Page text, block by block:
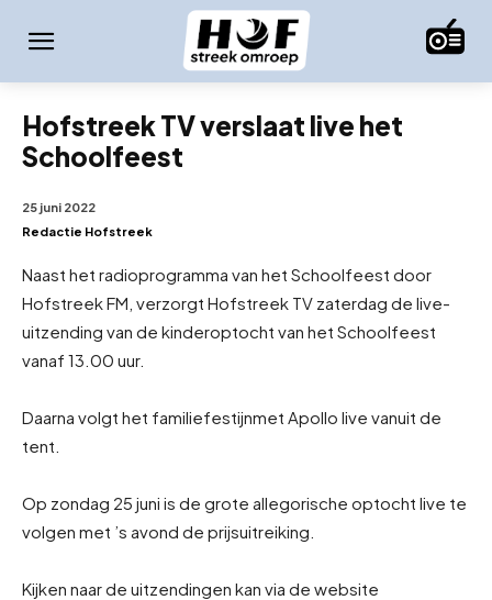
Hofstreek TV verslaat live het
Schoolfeest
25 juni 2022
Redactie Hofstreek
Naast het radioprogramma van het Schoolfeest door
Hofstreek FM, verzorgt Hofstreek TV zaterdag de live-
uitzending van de kinderoptocht van het Schoolfeest
vanaf 13.00 uur.
Daarna volgt het familiefestijnmet Apollo live vanuit de
tent.
Op zondag 25 juni is de grote allegorische optocht live te
volgen met ’s avond de prijsuitreiking.
Kijken naar de uitzendingen kan via de website